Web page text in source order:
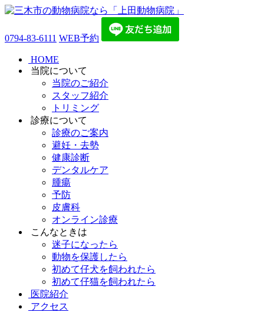
0794-83-6111 WEB予約
HOME
当院について
当院のご紹介
スタッフ紹介
トリミング
診療について
診療のご案内
避妊・去勢
健康診断
デンタルケア
腫瘍
予防
皮膚科
オンライン診療
こんなときは
迷子になったら
動物を保護したら
初めて仔犬を飼われたら
初めて仔猫を飼われたら
医院紹介
アクセス